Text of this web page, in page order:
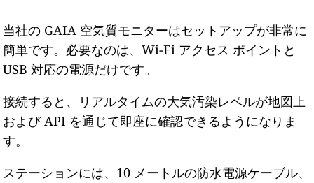
当社の GAIA 空気質モニターはセットアップが非常に
簡単です。必要なのは、Wi-Fi アクセス ポイントと
USB 対応の電源だけです。
接続すると、リアルタイムの大気汚染レベルが地図上
および API を通じて即座に確認できるようになりま
す。
ステーションには、10 メートルの防水電源ケーブル、